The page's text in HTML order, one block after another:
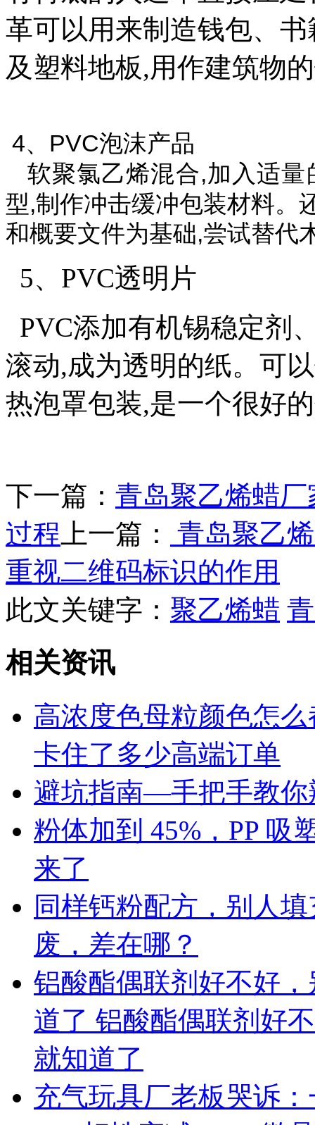
革可以用来制造钱包、
及塑料地板,用作建筑物
4、PVC泡沫产品
软聚氯乙烯混合,加入适
型,制作冲击缓冲包装材料。
和概要文件为基础,尝试替代
5、PVC透明片
PVC添加有机锡稳定剂
滚动,成为透明的纸。可
热泡罩包装,是一个很好
下一篇： 青岛聚乙烯蜡
过程 上一篇：
青岛聚乙
重视二维码标识的作用
此文关键字： 聚乙烯蜡
相关资讯
高浓度色母粒颜色怎
卡住了多少高端订单
避坑指南—手把手教你
粉体加到 45%，PP 吸
来了
同样钙粉配方，别人
废，差在哪？
铝酸酯偶联剂好不好
道了 铝酸酯偶联剂好
就知道了
充气玩具厂老板哭诉